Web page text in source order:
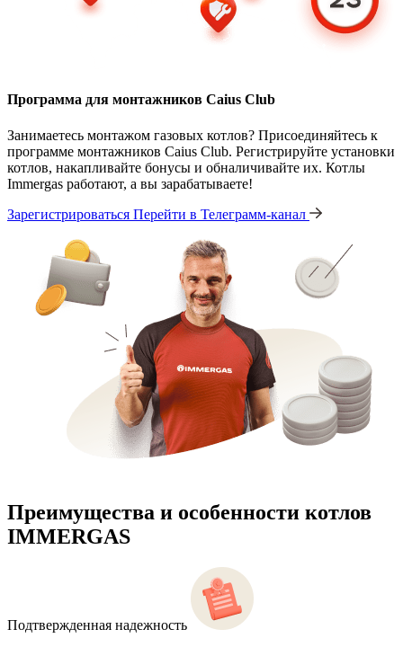
Программа для монтажников Caius Club
Занимаетесь монтажом газовых котлов? Присоединяйтесь к
программе монтажников Caius Club. Регистрируйте установки
котлов, накапливайте бонусы и обналичивайте их. Котлы
Immergas работают, а вы зарабатываете!
Зарегистрироваться Перейти в Телеграмм-канал
Преимущества и особенности котлов
IMMERGAS
Подтвержденная надежность